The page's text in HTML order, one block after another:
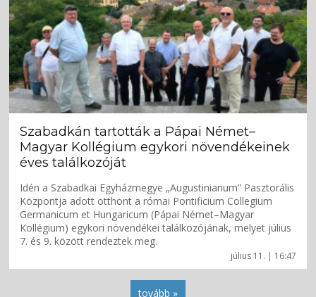
július 11. | 16:47
Szabadkán tartották a Pápai Német–
Magyar Kollégium egykori növendékeinek
éves találkozóját
Idén a Szabadkai Egyházmegye „Augustinianum” Pasztorális
Központja adott otthont a római Pontificium Collegium
Germanicum et Hungaricum (Pápai Német–Magyar
Kollégium) egykori növendékei találkozójának, melyet július
7. és 9. között rendeztek meg.
tovább »